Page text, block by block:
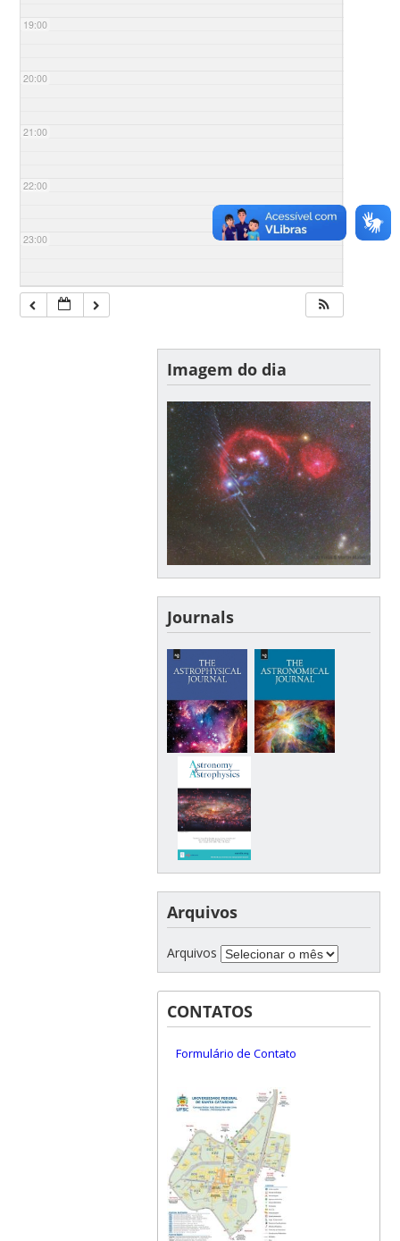
19:00
20:00
21:00
22:00
23:00
Imagem do dia
Journals
Arquivos
Arquivos
CONTATOS
Formulário de Contato